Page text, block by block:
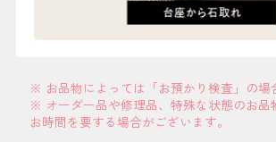
※ お品物によっては「お預かり検査」の場
※ オーダー品や修理品、特殊な状態のお品
お時間を要する場合がございます。